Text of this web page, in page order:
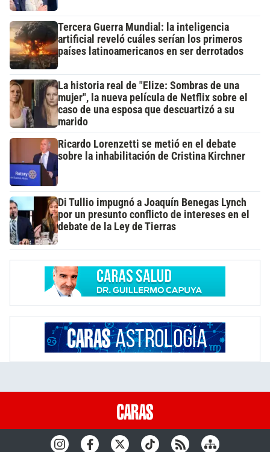
Tercera Guerra Mundial: la inteligencia
artificial reveló cuáles serían los primeros
países latinoamericanos en ser derrotados
La historia real de "Elize: Sombras de una
mujer", la nueva película de Netflix sobre el
caso de una esposa que descuartizó a su
marido
Ricardo Lorenzetti se metió en el debate
sobre la inhabilitación de Cristina Kirchner
Di Tullio impugnó a Joaquín Benegas Lynch
por un presunto conflicto de intereses en el
debate de la Ley de Tierras